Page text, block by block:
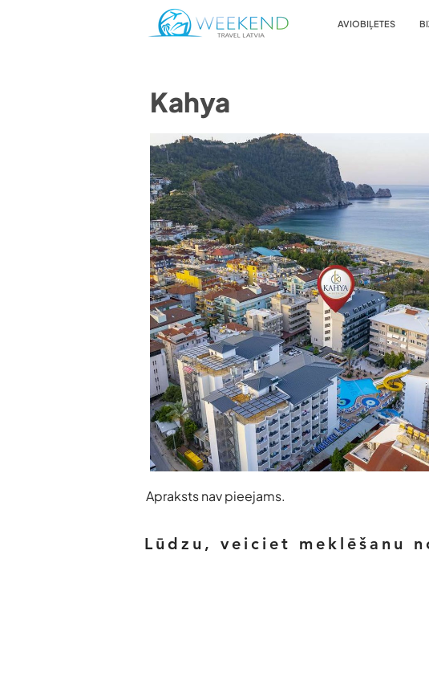
AVIOBIĻETES
Kahya
Apraksts nav pieejams.
Lūdzu, veiciet meklēšanu